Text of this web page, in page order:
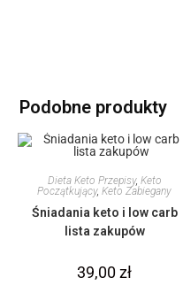
Podobne produkty
Dieta Keto Przepisy, Keto
Początkujący,Keto Zabiegany
Śniadania keto i low carb
lista zakupów
39,00zł